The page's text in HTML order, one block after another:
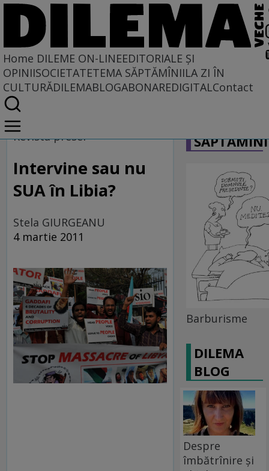
Home DILEME ON-LINEEDITORIALE ȘI
OPINIISOCIETATETEMA SĂPTĂMÎNIILA ZI ÎN
CULTURĂDILEMABLOGABONAREDIGITALContact
Home
Dileme on-line
Revista presei
Intervine sau nu
SUA în Libia?
Stela GIURGEANU
4 martie 2011
Barburisme
DILEMA
BLOG
Despre
îmbătrînire și